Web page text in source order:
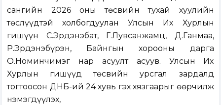
сангийн 2026 оны төсвийн тухай хуулийн
төслүүдтэй холбогдуулан Улсын Их Хурлын
гишүүн С.Эрдэнэбат, Г.Лувсанжамц, Д.Ганмаа,
Р.Эрдэнэбүрэн, Байнгын хорооны дарга
О.Номинчимэг нар асуулт асуув. Улсын Их
Хурлын гишүүд төсвийн урсгал зардалд
тогтоосон ДНБ-ий 24 хувь гэх хязгаарыг өөрчилж
нэмэгдүүлэх,